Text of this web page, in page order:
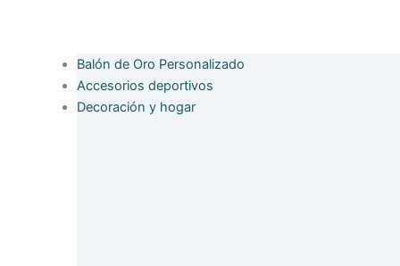
Balón de Oro Personalizado
Accesorios deportivos
Decoración y hogar